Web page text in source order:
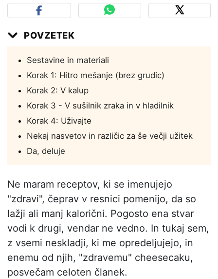
POVZETEK
Sestavine in materiali
Korak 1: Hitro mešanje (brez grudic)
Korak 2: V kalup
Korak 3 - V sušilnik zraka in v hladilnik
Korak 4: Uživajte
Nekaj nasvetov in različic za še večji užitek
Da, deluje
Ne maram receptov, ki se imenujejo
"zdravi", čeprav v resnici pomenijo, da so
lažji ali manj kalorični. Pogosto ena stvar
vodi k drugi, vendar ne vedno. In tukaj sem,
z vsemi neskladji, ki me opredeljujejo, in
enemu od njih, "zdravemu" cheesecaku,
posvečam celoten članek.